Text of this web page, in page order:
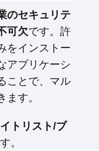
のセキュリテ
可欠です。許
をインストー
アプリケーシ
ことで、マル
す。
トリスト/ブ
。